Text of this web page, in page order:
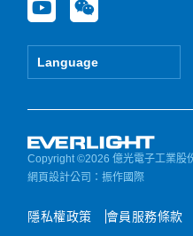
o
u
e
e
i
Language
Copyright ©2026 億光電子工業股
網頁設計公司 ：振作國際
隱私權政策 會員服務條款